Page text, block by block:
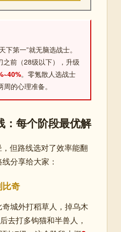
下第一”就无脑选战士。
之前（28级以下），升级
。零氪散人选战士
的心理准备。
：每个阶段最优解
但路线选对了效率能翻
分享给大家：
比奇
城外打稻草人，掉乌木
去打多钩猫和半兽人，